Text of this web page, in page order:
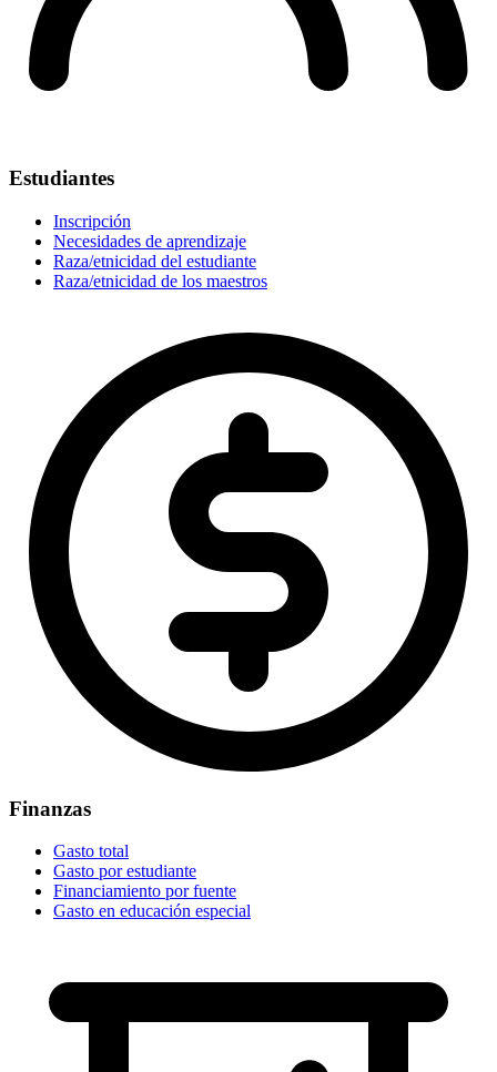
Estudiantes
Inscripción
Necesidades de aprendizaje
Raza/etnicidad del estudiante
Raza/etnicidad de los maestros
Finanzas
Gasto total
Gasto por estudiante
Financiamiento por fuente
Gasto en educación especial